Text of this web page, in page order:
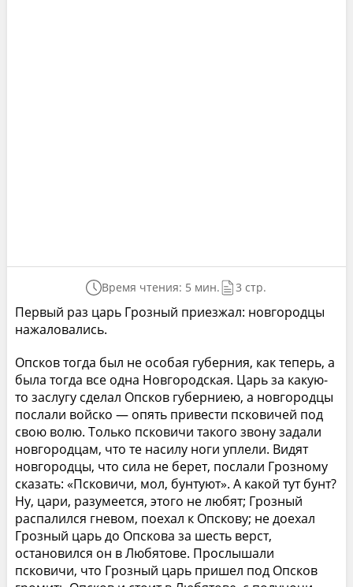
Время чтения: 5 мин. 3 стр.
Первый раз царь Грозный приезжал: новгородцы
нажаловались.
Опсков тогда был не особая губерния, как теперь, а
была тогда все одна Новгородская. Царь за какую-
то заслугу сделал Опсков губерниею, а новгородцы
послали войско — опять привести псковичей под
свою волю. Только псковичи такого звону задали
новгородцам, что те насилу ноги уплели. Видят
новгородцы, что сила не берет, послали Грозному
сказать: «Псковичи, мол, бунтуют». А какой тут бунт?
Ну, цари, разумеется, этого не любят; Грозный
распалился гневом, поехал к Опскову; не доехал
Грозный царь до Опскова за шесть верст,
остановился он в Любятове. Прослышали
псковичи, что Грозный царь пришел под Опсков